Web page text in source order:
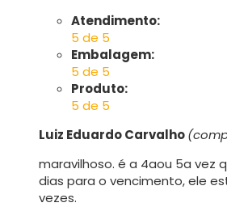
Atendimento:
5 de 5
Embalagem:
5 de 5
Produto:
5 de 5
Luiz Eduardo Carvalho
maravilhoso. é a 4aou 5a vez
dias para o vencimento, ele
vezes.